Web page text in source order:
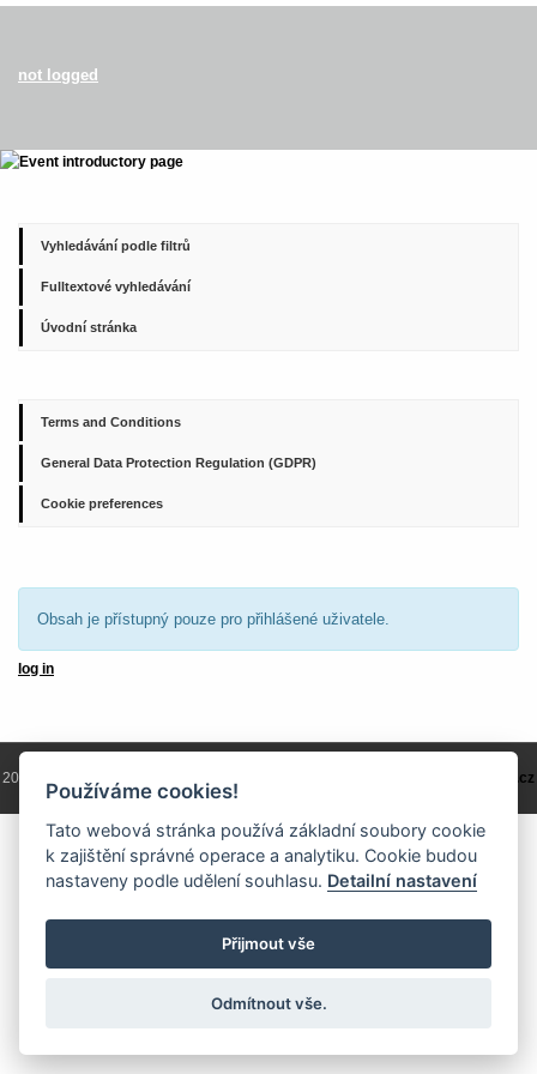
not logged
Vyhledávání podle filtrů
Fulltextové vyhledávání
Úvodní stránka
Terms and Conditions
General Data Protection Regulation (GDPR)
Cookie preferences
Obsah je přístupný pouze pro přihlášené uživatele.
log in
2004 - 2026 © Copyright PRO-WEB.cz
Používáme cookies!
Tato webová stránka používá základní soubory cookie
k zajištění správné operace a analytiku. Cookie budou
nastaveny podle udělení souhlasu. Detailní nastavení
Přijmout vše
Odmítnout vše.